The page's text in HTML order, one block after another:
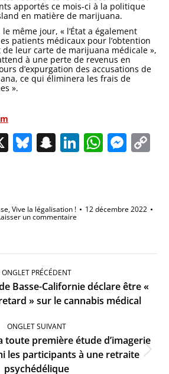
apportés ce mois-ci à la politique
en matière de marijuana.
même jour, « l’État a également
patients médicaux pour l’obtention
leur carte de marijuana médicale »,
à une perte de revenus en
d’expurgation des accusations de
ce qui éliminera les frais de
».
X Bluesky
Snapchat
LinkedIn
,Vive la légalisation ! 12 décembre 2022
un commentaire
ONGLET PRÉCÉDENT
Onglet
précédent
Basse-Californie déclare être «
» sur le cannabis médical
ONGLET SUIVANT
Onglet
suivant
toute première étude d’imagerie
les participants à une retraite
psychédélique